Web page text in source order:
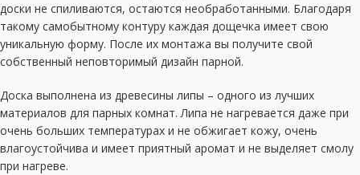
доски не спиливаются, остаются необработанными. Благодаря
такому самобытному контуру каждая дощечка имеет свою
уникальную форму. После их монтажа вы получите свой
собственный неповторимый дизайн парной.
Доска выполнена из древесины липы – одного из лучших
материалов для парных комнат. Липа не нагревается даже при
очень больших температурах и не обжигает кожу, очень
влагоустойчива и имеет приятный аромат и не выделяет смолу
при нагреве.